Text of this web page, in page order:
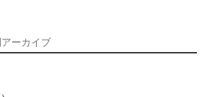
アーカイブ